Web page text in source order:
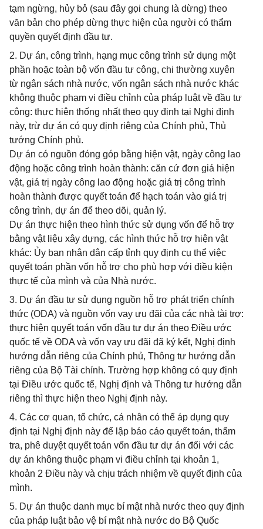
tạm ngừng, hủy bỏ (sau đây gọi chung là dừng) theo
văn bản cho phép dừng thực hiện của người có thẩm
quyền quyết định đầu tư.
2. Dự án, công trình, hạng mục công trình sử dụng một
phần hoặc toàn bộ vốn đầu tư công, chi thường xuyên
từ ngân sách nhà nước, vốn ngân sách nhà nước khác
không thuộc phạm vi điều chỉnh của pháp luật về đầu tư
công: thực hiện thống nhất theo quy định tại Nghị định
này, trừ dự án có quy định riêng của Chính phủ, Thủ
tướng Chính phủ.
Dự án có nguồn đóng góp bằng hiện vật, ngày công lao
động hoặc công trình hoàn thành: căn cứ đơn giá hiện
vật, giá trị ngày công lao động hoặc giá trị công trình
hoàn thành được quyết toán để hạch toán vào giá trị
công trình, dự án để theo dõi, quản lý.
Dự án thực hiện theo hình thức sử dụng vốn để hỗ trợ
bằng vật liệu xây dựng, các hình thức hỗ trợ hiện vật
khác: Ủy ban nhân dân cấp tỉnh quy định cụ thể việc
quyết toán phần vốn hỗ trợ cho phù hợp với điều kiện
thực tế của mình và của Nhà nước.
3. Dự án đầu tư sử dụng nguồn hỗ trợ phát triển chính
thức (ODA) và nguồn vốn vay ưu đãi của các nhà tài trợ:
thực hiện quyết toán vốn đầu tư dự án theo Điều ước
quốc tế về ODA và vốn vay ưu đãi đã ký kết, Nghị định
hướng dẫn riêng của Chính phủ, Thông tư hướng dẫn
riêng của Bộ Tài chính. Trường hợp không có quy định
tại Điều ước quốc tế, Nghị định và Thông tư hướng dẫn
riêng thì thực hiện theo Nghị định này.
4. Các cơ quan, tổ chức, cá nhân có thể áp dụng quy
định tại Nghị định này để lập báo cáo quyết toán, thẩm
tra, phê duyệt quyết toán vốn đầu tư dự án đối với các
dự án không thuộc phạm vi điều chỉnh tại khoản 1,
khoản 2 Điều này và chịu trách nhiệm về quyết định của
mình.
5. Dự án thuộc danh mục bí mật nhà nước theo quy định
của pháp luật bảo vệ bí mật nhà nước do Bộ Quốc